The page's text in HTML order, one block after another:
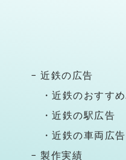
− 近鉄の広告
・近鉄のおすす
・近鉄の駅広告
・近鉄の車両広告
− 製作実績